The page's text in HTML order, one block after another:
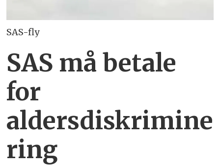
SAS-fly
SAS må betale
for
aldersdiskrimine
ring